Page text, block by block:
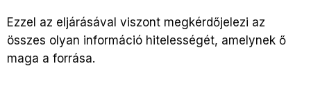
Ezzel az eljárásával viszont megkérdőjelezi az
összes olyan információ hitelességét, amelynek ő
maga a forrása.